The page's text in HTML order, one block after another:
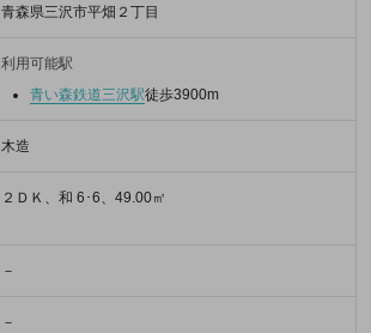
青森県三沢市平畑２丁目
利用可能駅
青い森鉄道三沢駅徒歩3900m
木造
２ＤＫ、和 6･6、49.00㎡
－
－